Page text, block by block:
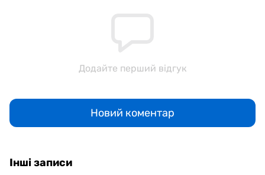
Додайте перший відгук
Новий коментар
Інші записи